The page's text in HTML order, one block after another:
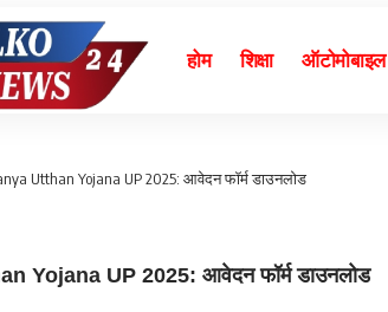
होम शिक्षा ऑटोमोबाइल
Utthan Yojana UP 2025: आवेदन फॉर्म डाउनलोड
Yojana UP 2025: आवेदन फॉर्म डाउनलोड